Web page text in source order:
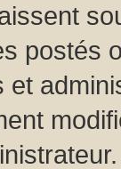
postés
et